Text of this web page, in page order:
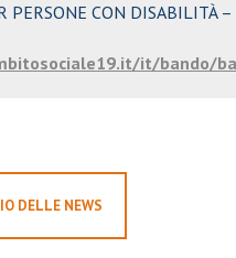
PERSONE CON DISABILITÀ
it/bando/
DELLE NEWS